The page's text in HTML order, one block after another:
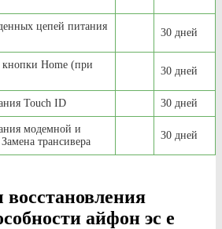
цепей питания
30 дней
Home (при
30 дней
Touch ID 30 дней
модемной и
трансивера
30 дней
айфон эс е